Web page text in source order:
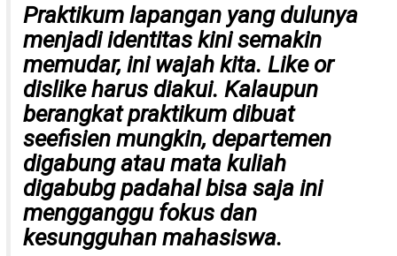
Praktikum lapangan yang dulunya
menjadi identitas kini semakin
memudar, ini wajah kita. Like or
dislike harus diakui. Kalaupun
berangkat praktikum dibuat
seefisien mungkin, departemen
digabung atau mata kuliah
digabubg padahal bisa saja ini
mengganggu fokus dan
kesungguhan mahasiswa.